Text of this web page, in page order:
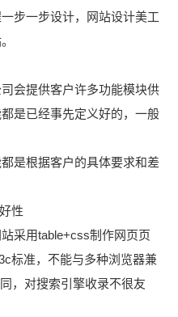
步一步设计，网站设计美工
提供客户许多功能模块供
是已经事先定义好的，一般
根据客户的具体要求和差
性
用table+css制作网页页
标准，不能与多种浏览器兼
，对搜索引擎收录不很友